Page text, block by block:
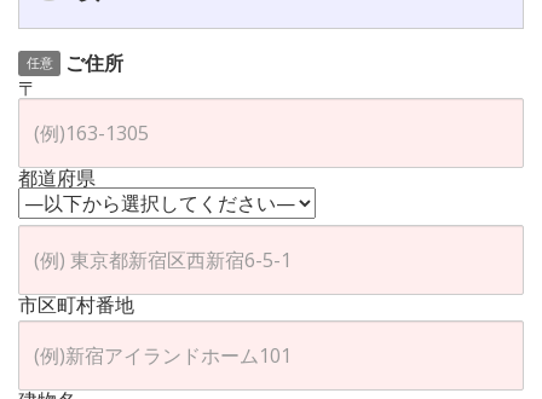
任意
ご住所
〒
都道府県
市区町村番地